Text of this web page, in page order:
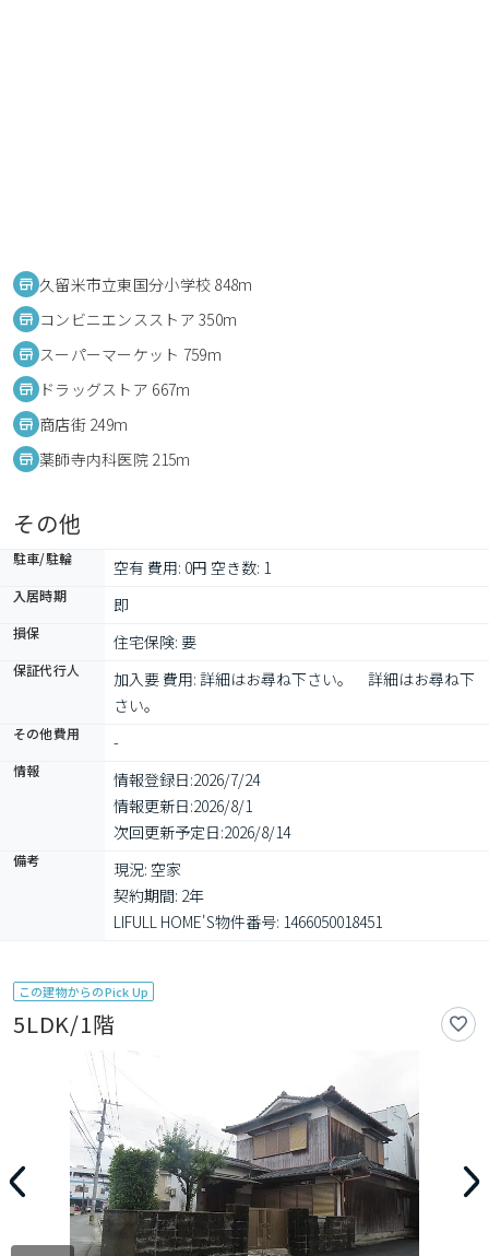
久留米市立東国分小学校 848m
コンビニエンスストア 350m
スーパーマーケット 759m
ドラッグストア 667m
商店街 249m
薬師寺内科医院 215m
その他
駐車/駐輪 空有 費用: 0円 空き数: 1
入居時期 即
損保 住宅保険: 要
保証代行人
加入要 費用: 詳細はお尋ね下さい。　詳細はお尋ね下
さい。
その他費用 -
情報 情報登録日:2026/7/24
情報更新日:2026/8/1
次回更新予定日:2026/8/14
備考
現況: 空家
契約期間: 2年
LIFULL HOME'S物件番号: 1466050018451
この建物からのPick Up
5LDK/1階